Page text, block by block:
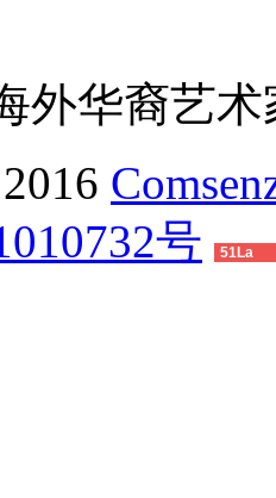
外华裔艺
号
51La